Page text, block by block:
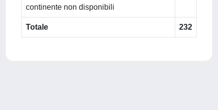
continente non disponibili
Totale 232